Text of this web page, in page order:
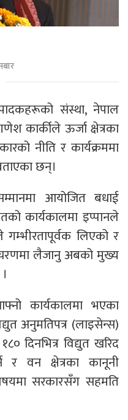
संस्था, नेपाल
कार्कीले ऊर्जा क्षेत्रका
नीति र कार्यक्रममा
छन्।
आयोजित बधाई
कार्यकालमा इप्पानले
लिएको र
चरणमा लैजानु अबको मुख्य
कार्यकालमा भएका
अनुमतिपत्र (लाइसेन्स)
दिनभित्र विद्युत खरिद
र वन क्षेत्रका कानूनी
सरकारसँग सहमति